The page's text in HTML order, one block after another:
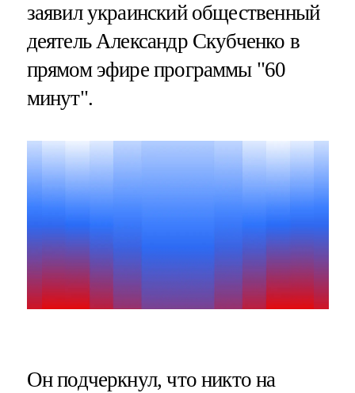
заявил украинский общественный
деятель Александр Скубченко в
прямом эфире программы "60
минут".
Он подчеркнул, что никто на